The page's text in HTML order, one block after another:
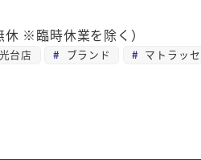
※臨時休業を除く）
台店 ブランド マトラッセ